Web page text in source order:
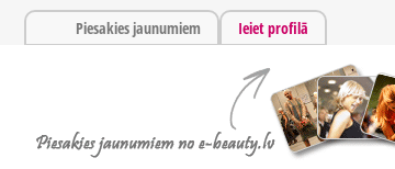
Piesakies jaunumiem Ieiet profilā